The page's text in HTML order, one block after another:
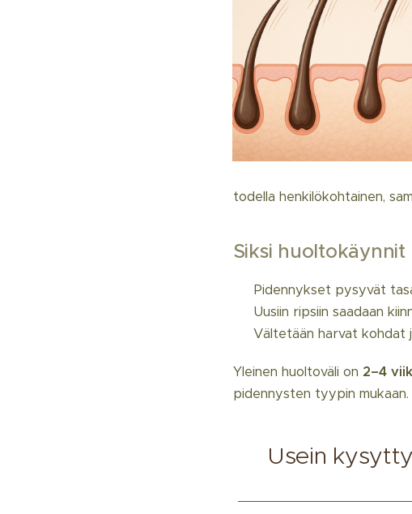
todella henkilökohtainen,
Siksi
✨ Pidennykset pysyvät
✨ Uusiin ripsiin saadaan
✨ Vältetään harvat
Yleinen huoltoväli on 2–4
pidennysten tyypin mukaan.
💡 Usein